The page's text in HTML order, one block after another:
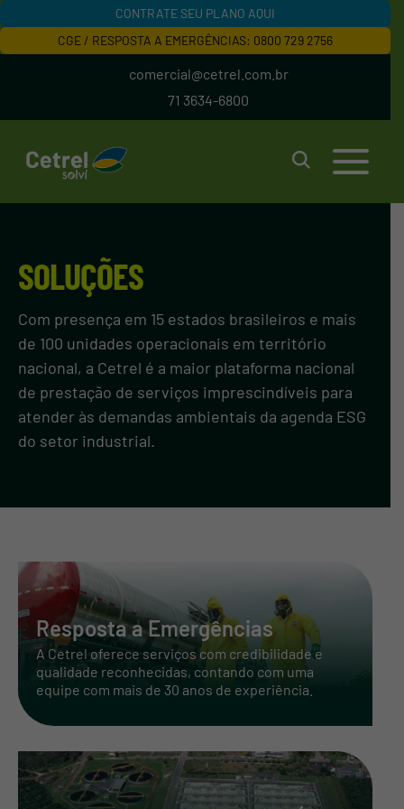
CONTRATE SEU PLANO AQUI
CGE / RESPOSTA A EMERGÊNCIAS: 0800 729 2756
comercial@cetrel.com.br
71 3634-6800
SOLUÇÕES
Com presença em 15 estados brasileiros e mais
de 100 unidades operacionais em território
nacional, a Cetrel é a maior plataforma nacional
de prestação de serviços imprescindíveis para
atender às demandas ambientais da agenda ESG
do setor industrial.
Resposta a Emergências
A Cetrel oferece serviços com credibilidade e
qualidade reconhecidas, contando com uma
equipe com mais de 30 anos de experiência.